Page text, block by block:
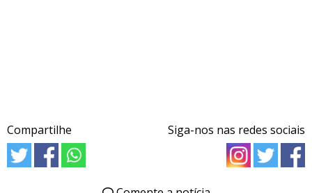
Compartilhe Siga-nos nas redes sociais